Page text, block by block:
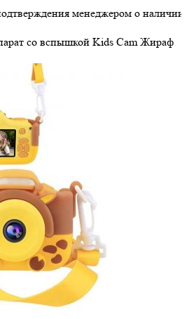
менеджером о наличии товара.
со вспышкой Kids Cam Жираф